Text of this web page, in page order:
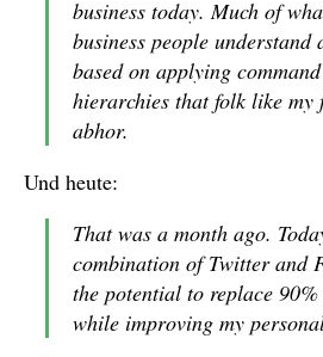
business today. Much of
business people understand
based on applying
hierarchies that folk like my
abhor.
Und heute:
That was a month ago.
combination of Twitter and
the potential to replace
while improving my